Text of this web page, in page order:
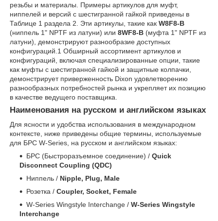
резьбы и материалы. Примеры артикулов для муфт,
ниппелей и версий с шестигранной гайкой приведены в
Таблице 1 раздела 2. Эти артикулы, такие как W8F8-B
(ниппель 1" NPTF из латуни) или 8WF8-B (муфта 1" NPTF из
латуни), демонстрируют разнообразие доступных
конфигураций. 1 Обширный ассортимент артикулов и
конфигураций, включая специализированные опции, такие
как муфты с шестигранной гайкой и защитные колпачки,
демонстрирует приверженность Dixon удовлетворению
разнообразных потребностей рынка и укрепляет их позицию
в качестве ведущего поставщика.
Наименования на русском и английском языках
Для ясности и удобства использования в международном
контексте, ниже приведены общие термины, используемые
для БРС W-Series, на русском и английском языках:
БРС (Быстроразъемное соединение) / Quick
Disconnect Coupling (QDC)
Ниппель / Nipple, Plug, Male
Розетка / Coupler, Socket, Female
W-Series Wingstyle Interchange / W-Series Wingstyle
Interchange